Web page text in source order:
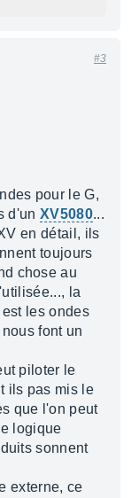
#3
pour le G,
d'unXV5080...
en détail, ils
toujours
chose au
la
les ondes
font un
piloter le
ils pas mis le
que l'on peut
logique
sonnent
externe, ce